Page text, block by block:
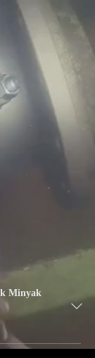
Minyak